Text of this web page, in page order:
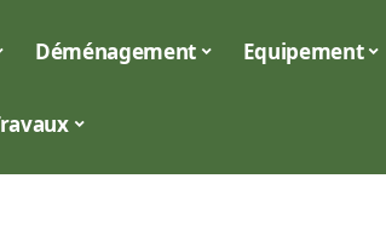
Déménagement Equipement